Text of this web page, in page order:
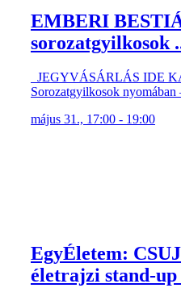
EMBERI
sorozatgyilkosok
JEGYVÁSÁRLÁS IDE
Sorozatgyilkosok nyomában
május 31., 17:00 - 19:00
EgyÉletem:
életrajzi stand-up